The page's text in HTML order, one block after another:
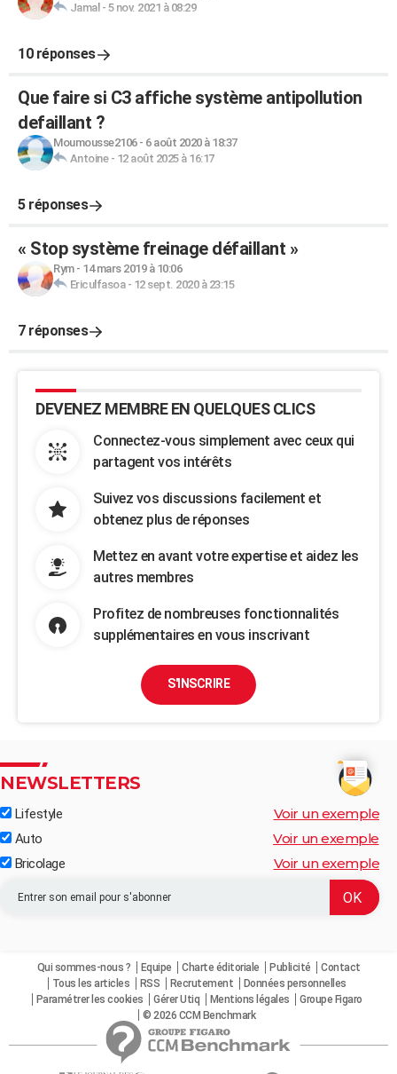
Jamal - 5 nov. 2021 à 08:29
10 réponses
Que faire si C3 affiche système antipollution
defaillant ?
Moumousse2106- 6 août 2020 à 18:37
Antoine- 12 août 2025 à 16:17
5 réponses
« Stop système freinage défaillant »
Rym- 14 mars 2019 à 10:06
Ericulfasoa- 12 sept. 2020 à 23:15
7 réponses
DEVENEZ MEMBRE EN QUELQUES CLICS
Connectez-vous simplement avec ceux qui
partagent vos intérêts
Suivez vos discussions facilement et
obtenez plus de réponses
Mettez en avant votre expertise et aidez les
autres membres
Profitez de nombreuses fonctionnalités
supplémentaires en vous inscrivant
S'INSCRIRE
NEWSLETTERS
Lifestyle Voir un exemple
Auto Voir un exemple
Bricolage Voir un exemple
Qui sommes-nous ? Equipe Charte éditoriale Publicité
Contact
Tous les articles
RSS Recrutement
Données personnelles
Paramétrer les cookies
Gérer Utiq Mentions légales
Groupe Figaro
© 2026 CCM Benchmark